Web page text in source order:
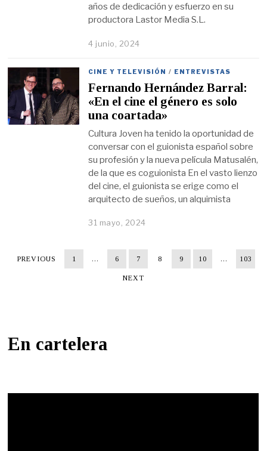
años de dedicación y esfuerzo en su
productora Lastor Media S.L.
4 junio, 2024
CINE Y TELEVISIÓN / ENTREVISTAS
Fernando Hernández Barral:
«En el cine el género es solo
una coartada»
Cultura Joven ha tenido la oportunidad de
conversar con el guionista español sobre
su profesión y la nueva película Matusalén,
de la que es coguionista En el vasto lienzo
del cine, el guionista se erige como el
arquitecto de sueños, un alquimista
31 mayo, 2024
PREVIOUS 1 … 6 7 8 9 10 … 103
NEXT
En cartelera